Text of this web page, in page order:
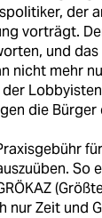
der
vorträgt.
und
nicht mehr
der
die Bürger
So
nur Zeit und